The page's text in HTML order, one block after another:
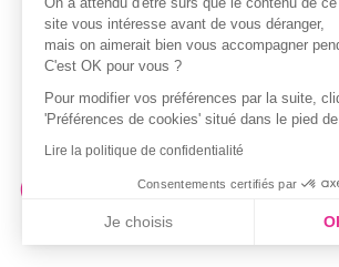
Guide des tailles
Politique de confidentialité
Conditions générales
de la Carte de Fidélité
site vous intéresse avant de vous déranger,
mais on aimerait bien vous accompagner
C'est OK pour vous ?
Pour modifier vos préférences par la suite,
'Préférences de cookies' situé dans le pied de
Lire la politique de confidentialité
Consentements certifiés par
Je choisis